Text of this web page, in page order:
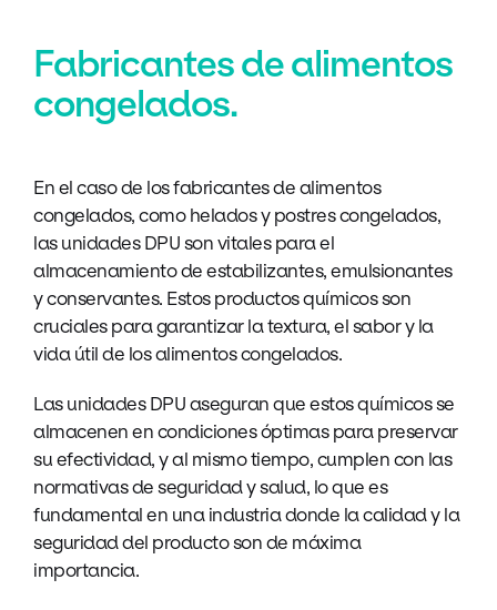
Fabricantes de alimentos
congelados.
En el caso de los fabricantes de alimentos
congelados, como helados y postres congelados,
las unidades DPU son vitales para el
almacenamiento de estabilizantes, emulsionantes
y conservantes. Estos productos químicos son
cruciales para garantizar la textura, el sabor y la
vida útil de los alimentos congelados.
Las unidades DPU aseguran que estos químicos se
almacenen en condiciones óptimas para preservar
su efectividad, y al mismo tiempo, cumplen con las
normativas de seguridad y salud, lo que es
fundamental en una industria donde la calidad y la
seguridad del producto son de máxima
importancia.